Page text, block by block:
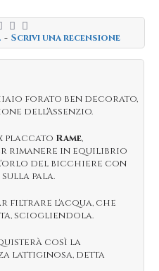
- Scrivi una recensione
forato ben decorato,
dell'Assenzio.
placcato Rame,
rimanere in equilibrio
del bicchiere con
pala.
filtrare l'acqua, che
sciogliendola.
così la
lattiginosa, detta